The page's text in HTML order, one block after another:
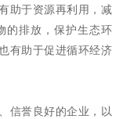
助于资源再利用，减
的排放，保护生态环
有助于促进循环经济
信誉良好的企业，以